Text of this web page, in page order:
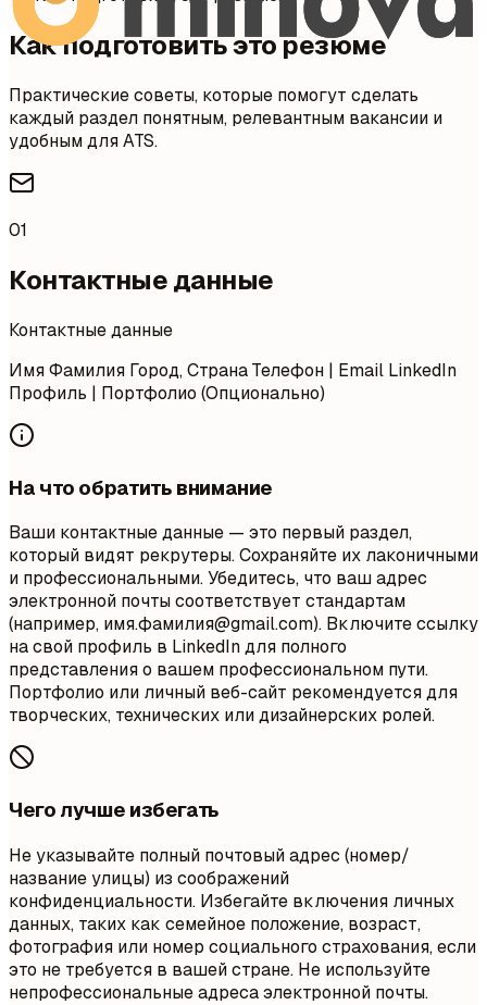
Как подготовить это резюме
Практические советы, которые помогут сделать
каждый раздел понятным, релевантным вакансии и
удобным для ATS.
01
Контактные данные
Контактные данные
Имя Фамилия Город, Страна Телефон | Email LinkedIn
Профиль | Портфолио (Опционально)
На что обратить внимание
Ваши контактные данные — это первый раздел,
который видят рекрутеры. Сохраняйте их лаконичными
и профессиональными. Убедитесь, что ваш адрес
электронной почты соответствует стандартам
(например, имя.фамилия@gmail.com). Включите ссылку
на свой профиль в LinkedIn для полного
представления о вашем профессиональном пути.
Портфолио или личный веб-сайт рекомендуется для
творческих, технических или дизайнерских ролей.
Чего лучше избегать
Не указывайте полный почтовый адрес (номер/
название улицы) из соображений
конфиденциальности. Избегайте включения личных
данных, таких как семейное положение, возраст,
фотография или номер социального страхования, если
это не требуется в вашей стране. Не используйте
непрофессиональные адреса электронной почты.